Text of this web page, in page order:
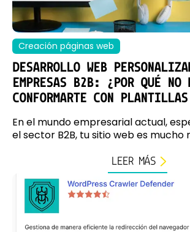
Creación páginas web
DESARROLLO WEB
EMPRESAS B2B: ¿POR QUÉ NO
CONFORMARTE CON
En el mundo empresarial actual,
el sector B2B, tu sitio web es mucho
LEER MÁS